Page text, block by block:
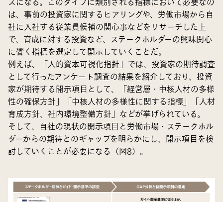
スになる。このタイプに類別される指標において必要なの
は、事前の投資家に関するヒアリングや、労働市場から自
社に入社する従業員候補の関心事などをリサーチした上
で、育成に対する投資など、ステークホルダーの興味関心
に響く指標を選定して開示していくことだ。
例えば、「人的資本可視化指針」では、投資家の期待調査
として行ったアンケート調査の結果を紹介しており、投資
家が期待する開示項目として、「経営層・中核人材の多様
性の確保方針」「中核人材の多様性に関する指標」「人材
育成方針、社内環境整備方針」などが挙げられている。
そして、自社の現状の開示項目と労働市場・ステークホル
ダーからの期待とのギャップを明らかにし、開示項目を検
討していくことが必要になる（図8）。